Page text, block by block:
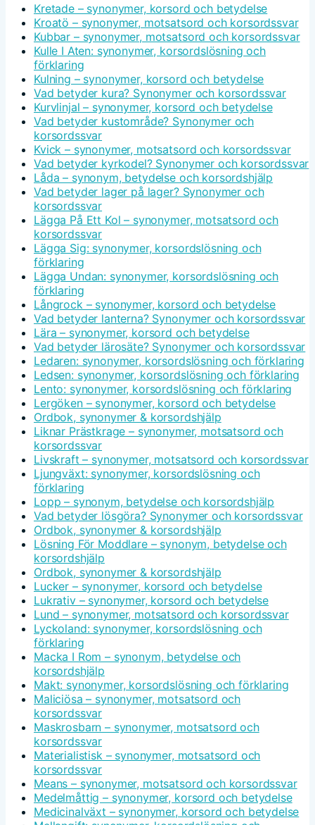
Kretade – synonymer, korsord och betydelse
Kroatö – synonymer, motsatsord och korsordssvar
Kubbar – synonymer, motsatsord och korsordssvar
Kulle I Aten: synonymer, korsordslösning och
förklaring
Kulning – synonymer, korsord och betydelse
Vad betyder kura? Synonymer och korsordssvar
Kurvlinjal – synonymer, korsord och betydelse
Vad betyder kustområde? Synonymer och
korsordssvar
Kvick – synonymer, motsatsord och korsordssvar
Vad betyder kyrkodel? Synonymer och korsordssvar
Låda – synonym, betydelse och korsordshjälp
Vad betyder lager på lager? Synonymer och
korsordssvar
Lägga På Ett Kol – synonymer, motsatsord och
korsordssvar
Lägga Sig: synonymer, korsordslösning och
förklaring
Lägga Undan: synonymer, korsordslösning och
förklaring
Långrock – synonymer, korsord och betydelse
Vad betyder lanterna? Synonymer och korsordssvar
Lära – synonymer, korsord och betydelse
Vad betyder lärosäte? Synonymer och korsordssvar
Ledaren: synonymer, korsordslösning och förklaring
Ledsen: synonymer, korsordslösning och förklaring
Lento: synonymer, korsordslösning och förklaring
Lergöken – synonymer, korsord och betydelse
Ordbok, synonymer & korsordshjälp
Liknar Prästkrage – synonymer, motsatsord och
korsordssvar
Livskraft – synonymer, motsatsord och korsordssvar
Ljungväxt: synonymer, korsordslösning och
förklaring
Lopp – synonym, betydelse och korsordshjälp
Vad betyder lösgöra? Synonymer och korsordssvar
Ordbok, synonymer & korsordshjälp
Lösning För Moddlare – synonym, betydelse och
korsordshjälp
Ordbok, synonymer & korsordshjälp
Lucker – synonymer, korsord och betydelse
Lukrativ – synonymer, korsord och betydelse
Lund – synonymer, motsatsord och korsordssvar
Lyckoland: synonymer, korsordslösning och
förklaring
Macka I Rom – synonym, betydelse och
korsordshjälp
Makt: synonymer, korsordslösning och förklaring
Maliciösa – synonymer, motsatsord och
korsordssvar
Maskrosbarn – synonymer, motsatsord och
korsordssvar
Materialistisk – synonymer, motsatsord och
korsordssvar
Means – synonymer, motsatsord och korsordssvar
Medelmåttig – synonymer, korsord och betydelse
Medicinalväxt – synonymer, korsord och betydelse